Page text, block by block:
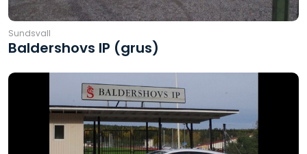
Sundsvall
Baldershovs IP (grus)